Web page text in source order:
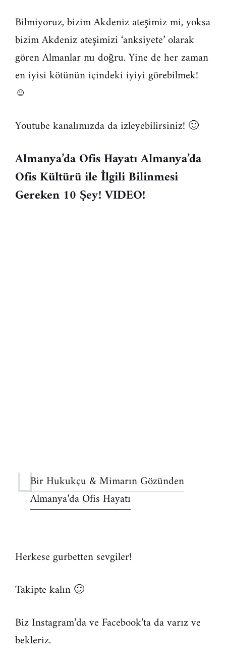
Bilmiyoruz, bizim Akdeniz ateşimiz mi, yoksa
bizim Akdeniz ateşimizi ‘anksiyete’ olarak
gören Almanlar mı doğru. Yine de her zaman
en iyisi kötünün içindeki iyiyi görebilmek!
☺
Youtube kanalımızda da izleyebilirsiniz! 🙂
Almanya’da Ofis Hayatı Almanya’da
Ofis Kültürü ile İlgili Bilinmesi
Gereken 10 Şey! VIDEO!
Bir Hukukçu & Mimarın Gözünden
Almanya’da Ofis Hayatı
Herkese gurbetten sevgiler!
Takipte kalın 🙂
Biz Instagram’da ve Facebook’ta da varız ve
bekleriz.